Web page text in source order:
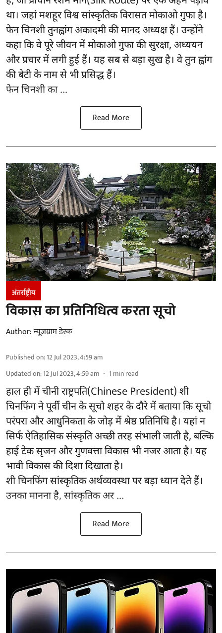
था। जहां मशहूर विश्व सांस्कृतिक विरासत मोकाओ गुफा है।
फेन चिनशी तुनह्वांग अकादमी की मानद अध्यक्ष हैं। उन्होंने
कहा कि वे पूरे जीवन में मोकाओ गुफा की सुरक्षा, अध्ययन
और प्रचार में लगी हुई हैं। यह सब से बड़ा सुख है। वे तुन ह्वांग
की बेटी के नाम से भी प्रसिद्ध हैं।
फेन चिनशी का ...
Read More
अंतर्राष्ट्रीय
विकास का प्रतिनिधित्व करता सूचो
Author:न्यूज़ग्राम डेस्क
Published on:12 Jul 2023, 4:59 am
Updated on:12 Jul 2023, 4:59 am 1 min read
हाल ही में चीनी राष्ट्रपति(Chinese President) शी
चिनफिंग ने पूर्वी चीन के सूचो शहर के दौरे में बताया कि सूचो
परंपरा और आधुनिकता के जोड़ में श्रेष्ठ प्रतिनिधि है। यहां न
सिर्फ ऐतिहासिक संस्कृति अच्छी तरह संभाली जाती है, बल्कि
हाई टेक सृजन और गुणवत्ता विकास भी नजर आता है। यह
भावी विकास की दिशा दिखाता है।
शी चिनफिंग सांस्कृतिक अर्थव्यवस्था पर बड़ा ध्यान देते हैं।
उनका मानना है, सांस्कृतिक अर ...
Read More